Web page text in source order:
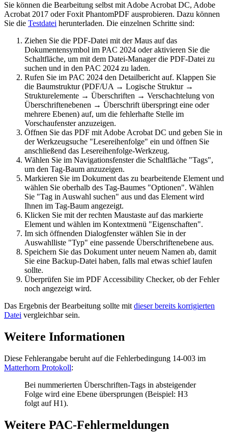
Sie können die Bearbeitung selbst mit Adobe Acrobat DC, Adobe
Acrobat 2017 oder Foxit PhantomPDF ausprobieren. Dazu können
Sie die Testdatei herunterladen. Die einzelnen Schritte sind:
Ziehen Sie die PDF-Datei mit der Maus auf das
Dokumentensymbol im PAC 2024 oder aktivieren Sie die
Schaltfläche, um mit dem Datei-Manager die PDF-Datei zu
suchen und in den PAC 2024 zu laden.
Rufen Sie im PAC 2024 den Detailbericht auf. Klappen Sie
die Baumstruktur (PDF/UA → Logische Struktur →
Strukturelemente → Überschriften → Verschachtelung von
Überschriftenebenen → Überschrift überspringt eine oder
mehrere Ebenen) auf, um die fehlerhafte Stelle im
Vorschaufenster anzuzeigen.
Öffnen Sie das PDF mit Adobe Acrobat DC und geben Sie in
der Werkzeugsuche "Lesereihenfolge" ein und öffnen Sie
anschließend das Lesereihenfolge-Werkzeug.
Wählen Sie im Navigationsfenster die Schaltfläche "Tags",
um den Tag-Baum anzuzeigen.
Markieren Sie im Dokument das zu bearbeitende Element und
wählen Sie oberhalb des Tag-Baumes "Optionen". Wählen
Sie "Tag in Auswahl suchen" aus und das Element wird
Ihnen im Tag-Baum angezeigt.
Klicken Sie mit der rechten Maustaste auf das markierte
Element und wählen im Kontextmenü "Eigenschaften".
Im sich öffnenden Dialogfenster wählen Sie in der
Auswahlliste "Typ" eine passende Überschriftenebene aus.
Speichern Sie das Dokument unter neuem Namen ab, damit
Sie eine Backup-Datei haben, falls mal etwas schief laufen
sollte.
Überprüfen Sie im PDF Accessibility Checker, ob der Fehler
noch angezeigt wird.
Das Ergebnis der Bearbeitung sollte mit dieser bereits korrigierten
Datei vergleichbar sein.
Weitere Informationen
Diese Fehlerangabe beruht auf die Fehlerbedingung 14-003 im
Matterhorn Protokoll:
Bei nummerierten Überschriften-Tags in absteigender
Folge wird eine Ebene übersprungen (Beispiel: H3
folgt auf H1).
Weitere PAC-Fehlermeldungen